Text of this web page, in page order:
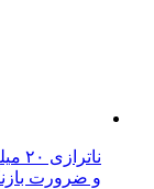
و ضرورت